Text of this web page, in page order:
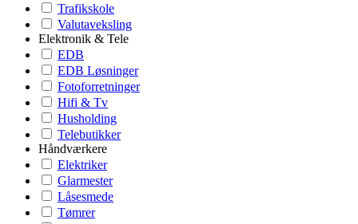
Trafikskole
Valutaveksling
Elektronik & Tele
EDB
EDB Løsninger
Fotoforretninger
Hifi & Tv
Husholding
Telebutikker
Håndværkere
Elektriker
Glarmester
Låsesmede
Tømrer